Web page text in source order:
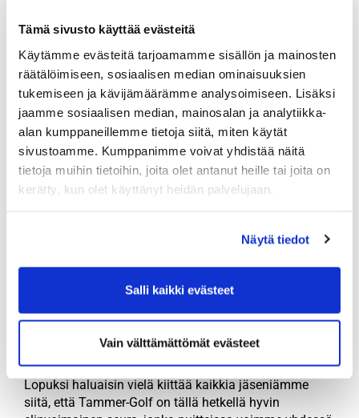
Tämä sivusto käyttää evästeitä
Käytämme evästeitä tarjoamamme sisällön ja mainosten
räätälöimiseen, sosiaalisen median ominaisuuksien
tukemiseen ja kävijämäärämme analysoimiseen. Lisäksi
jaamme sosiaalisen median, mainosalan ja analytiikka-
alan kumppaneillemme tietoja siitä, miten käytät
sivustoamme. Kumppanimme voivat yhdistää näitä
tietoja muihin tietoihin, joita olet antanut heille tai joita on
kerätty, kun olet käyttänyt heidän palvelujaan.
Näytä tiedot
Salli kaikki evästeet
Vain välttämättömät evästeet
että pelaaminen nykyisellä kentällä voisi jatkua
nykymuodossaan mahdollisimman kauan. Näihin
neuvotteluihin olemme saaneet ”avuksemme” kaksi EU
direktiivien suojelemaa eläinlajia, viitasammakon ja
täplälampikorennon, jotka ovat löytäneet kotinsa
kenttämme alueelta. Molempien kenttien tilannetta
käymme läpi kevätkokouksemme yhteydessä 29.4.
Olemme päättäneet panostaa vahvasti tulevaisuuteen
palkkaamalla seuramme juniorikoordinaattoriksi
junioripolkua. Samalla päätimme myös nostaa
mahdollisuuden pelata koko kesän pelkällä
jäsenmaksulla. Vastapainoksi tarjoamme saman
jäsenillemme.
Lopuksi haluaisin vielä kiittää kaikkia jäseniämme
siitä, että Tammer-Golf on tällä hetkellä hyvin